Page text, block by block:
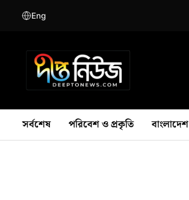
Eng
সর্বশেষ পরিবেশ ও প্রকৃতি বাংলাদেশ